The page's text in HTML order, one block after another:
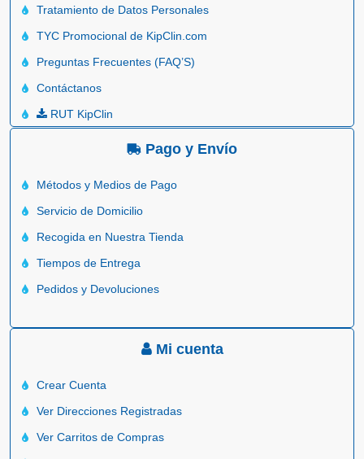
Tratamiento de Datos Personales
TYC Promocional de KipClin.com
Preguntas Frecuentes (FAQ’S)
Contáctanos
RUT KipClin
Pago y Envío
Métodos y Medios de Pago
Servicio de Domicilio
Recogida en Nuestra Tienda
Tiempos de Entrega
Pedidos y Devoluciones
Mi cuenta
Crear Cuenta
Ver Direcciones Registradas
Ver Carritos de Compras